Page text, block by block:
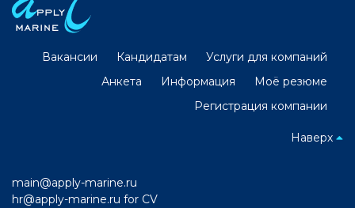
Вакансии Кандидатам
Услуги для компаний
Анкета
Информация
Моё резюме
Регистрация компании
Наверх
main@apply-marine.ru
hr@apply-marine.ru for CV